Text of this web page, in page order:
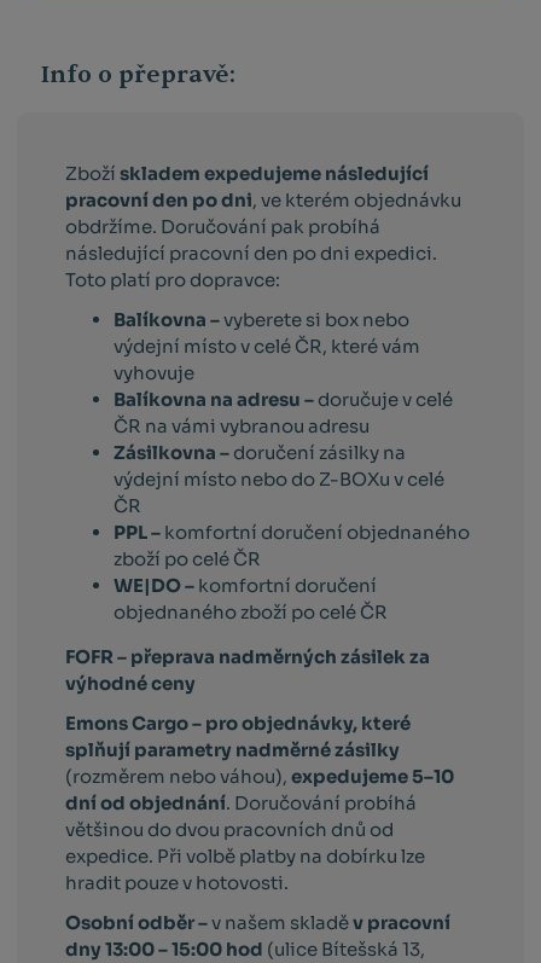
Info o přepravě:
Zbožískladem expedujeme následující
pracovní den po dni, ve kterém objednávku
obdržíme. Doručování pak probíhá
následující pracovní den po dni expedici.
Toto platí pro dopravce:
Balíkovna –vyberete si box nebo
výdejní místo v celé ČR, které vám
vyhovuje
Balíkovna na adresu – doručuje v celé
ČR na vámi vybranou adresu
Zásilkovna – doručení zásilky na
výdejní místo nebo do Z-BOXu v celé
ČR
PPL – komfortní doručení objednaného
zboží po celé ČR
WE|DO – komfortní doručení
objednaného zboží po celé ČR
FOFR – přeprava nadměrných zásilek za
výhodné ceny
Emons Cargo – pro objednávky, které
splňují parametry nadměrné zásilky
(rozměrem nebo váhou),expedujeme 5–10
dní od objednání. Doručování probíhá
většinou do dvou pracovních dnů od
expedice. Při volbě platby na dobírku lze
hradit pouze v hotovosti.
Osobní odběr –v našem skladěv pracovní
dny 13:00 – 15:00 hod (ulice Bítešská 13,